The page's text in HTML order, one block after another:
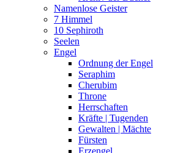
Namenlose Geister
7 Himmel
10 Sephiroth
Seelen
Engel
Ordnung der Engel
Seraphim
Cherubim
Throne
Herrschaften
Kräfte | Tugenden
Gewalten | Mächte
Fürsten
Erzengel